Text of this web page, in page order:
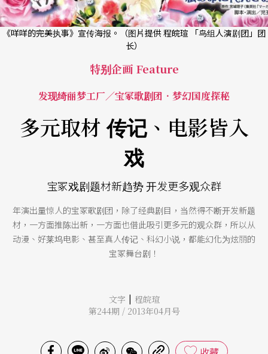
《咩咩的完美执事》宣传海报。（图片提供 程皖瑄 「鸟组人演剧团」团
长）
特别企画 Feature
发现绮丽梦工厂／宝冢歌剧团．梦幻国度探秘
多元取材 传记、电影皆入
戏
宝冢戏剧题材新趋势 开发更多观众群
年演出量惊人的宝冢歌剧团，除了经典剧目，当然得不断开发新题
材，一方面推陈出新，一方面也借此吸引更多元的观众群，所以从
动漫、好莱坞电影、甚至真人传记、科幻小说，都能幻化为炫丽的
宝冢舞台剧！
文字 | 程皖瑄
第244期 / 2013年04月号